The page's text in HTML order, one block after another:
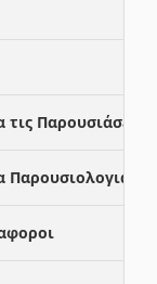
Παρουσιάσεις